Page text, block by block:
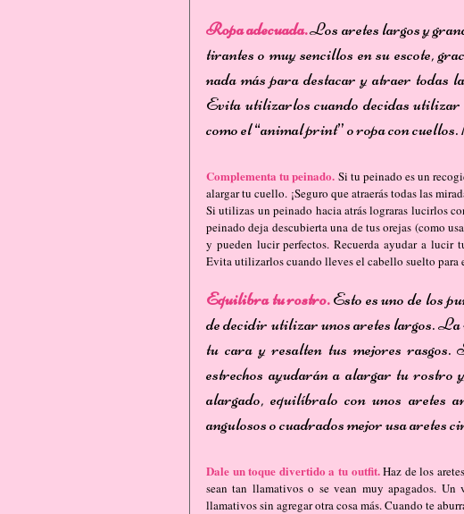
Ropa adecuada. Los aretes largos y
tirantes o muy sencillos en su escote,
nada más para destacar y atraer todas
Evita utilizarlos cuando decidas utilizar
como el “animal print” o ropa con
Complementa tu peinado. Si tu peinado es un
alargar tu cuello. ¡Seguro que atraerás todas las
Si utilizas un peinado hacia atrás lograras lucirlos
peinado deja descubierta una de tus orejas (como
y pueden lucir perfectos. Recuerda ayudar a lucir
Evita utilizarlos cuando lleves el cabello suelto para
Equilibra tu rostro. Esto es uno de los
de decidir utilizar unos aretes largos. La
tu cara y resalten tus mejores
estrechos ayudarán a alargar tu
alargado, equilíbralo con unos aretes
angulosos o cuadrados mejor usa aretes
Dale un toque divertido a tu outfit. Haz de los
sean tan llamativos o se vean muy apagados.
llamativos sin agregar otra cosa más. Cuando te